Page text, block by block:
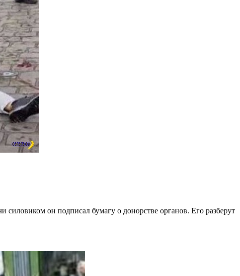
он подписал бумагу о донорстве органов. Его разберут